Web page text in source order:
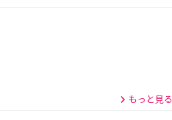
もっと見る